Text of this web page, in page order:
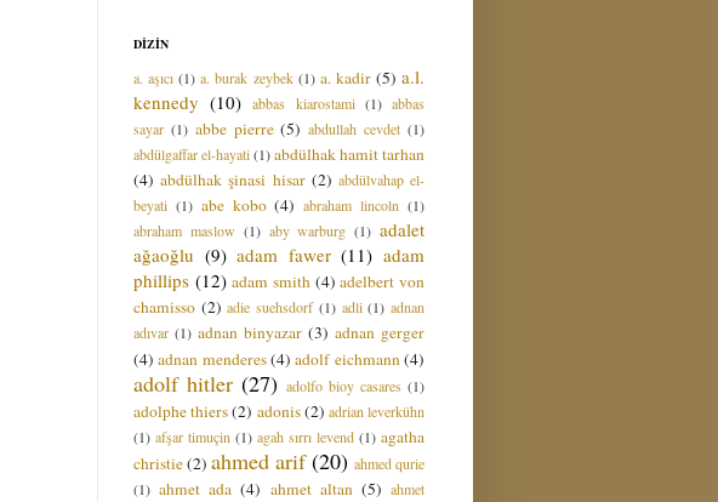
DİZİN
a. aşıcı (1) a. burak zeybek (1) a. kadir (5) a.l.
kennedy (10) abbas kiarostami (1) abbas
sayar (1) abbe pierre (5) abdullah cevdet (1)
abdülgaffar el-hayati(1)abdülhak hamit tarhan
(4) abdülhak şinasi hisar (2) abdülvahap el-
beyati (1) abe kobo (4) abraham lincoln (1)
abraham maslow (1) aby warburg (1) adalet
ağaoğlu (9) adam fawer (11) adam
phillips (12) adam smith (4) adelbert von
chamisso (2) adie suehsdorf (1) adli (1) adnan
adıvar (1) adnan binyazar (3) adnan gerger
(4) adnan menderes(4) adolf eichmann (4)
adolf hitler (27) adolfo bioy casares (1)
adolphe thiers(2) adonis(2) adrian leverkühn
(1) afşar timuçin (1) agah sırrı levend (1) agatha
christie(2) ahmed arif (20) ahmed qurie
(1) ahmet ada (4) ahmet altan (5) ahmet